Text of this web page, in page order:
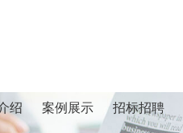
绍 案例展示 招标招聘